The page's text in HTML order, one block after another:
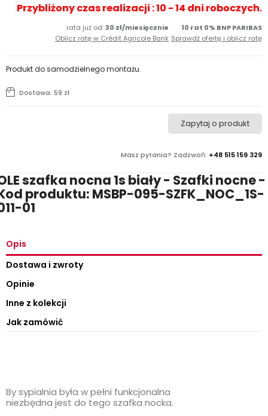
Przybliżony czas realizacji : 10 - 14 dni roboczych.
rata już od:30 zł/miesięcznie
Oblicz ratę w Crédit Agricole Bank
10 rat 0% BNP PARIBAS
Sprawdź ofertę i oblicz ratę
Masz pytania? Zadzwoń: +48 515 159 329
Zapytaj o produkt
Dostawa: 59 zł
Produkt do samodzielnego montażu.
szafka nocna 1s biały - Szafki nocne -
produktu: MSBP-095-SZFK_NOC_1S-
01
Opis
Dostawa i zwroty
Opinie
Inne z kolekcji
Jak zamówić
By sypialnia była w pełni funkcjonalna
niezbędna jest do tego szafka nocka.